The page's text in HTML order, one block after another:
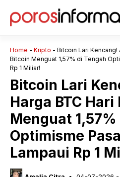
Home - Kripto - Bitcoin Lari Kencang!
Bitcoin Menguat 1,57% di Tengah
Rp 1 Miliar!
Bitcoin Lari
Harga BTC
Menguat
Optimisme
Lampaui Rp 1